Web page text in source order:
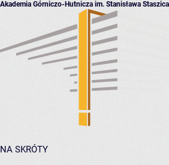
Akademia Górniczo-Hutnicza im. Stanisława
NA SKRÓTY